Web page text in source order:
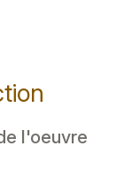
l'oeuvre